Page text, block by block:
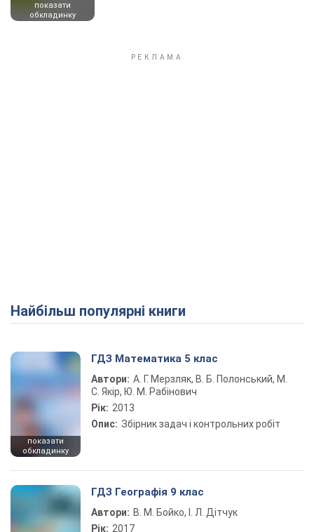
показати
обкладинку
Найбільш популярні книги
показати
обкладинку
ГДЗ Математика 5 клас
Автори: А. Г. Мерзляк, В. Б. Полонський, М.
С. Якір, Ю. М. Рабінович
Рік: 2013
Опис: Збірник задач і контрольних робіт
ГДЗ Географія 9 клас
Автори: В. М. Бойко, І. Л. Дітчук
Рік: 2017